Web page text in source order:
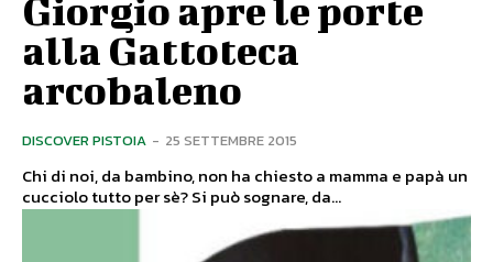
Giorgio apre le porte
alla Gattoteca
arcobaleno
DISCOVER PISTOIA - 25 SETTEMBRE 2015
Chi di noi, da bambino, non ha chiesto a mamma e papà un
cucciolo tutto per sè? Si può sognare, da...